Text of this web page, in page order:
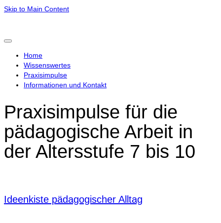
Skip to Main Content
Home
Wissenswertes
Praxisimpulse
Informationen und Kontakt
Praxisimpulse für die
pädagogische Arbeit in
der Altersstufe 7 bis 10
Ideenkiste pädagogischer Alltag